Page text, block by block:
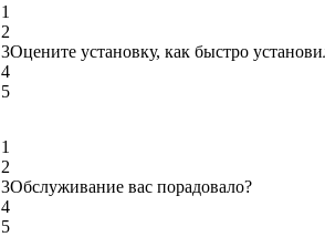
1
2
3
4
5
Оцените установку, как быстро
1
2
3
4
5
Обслуживание вас порадовало?